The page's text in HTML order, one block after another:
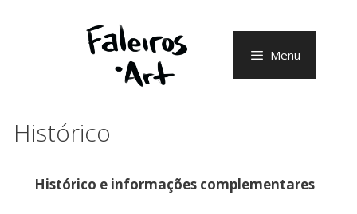
Menu
Histórico
Histórico e informações complementares